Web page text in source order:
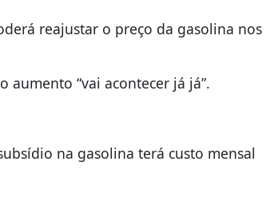
reajustar o preço da gasolina nos
“vai acontecer já já”.
na gasolina terá custo mensal